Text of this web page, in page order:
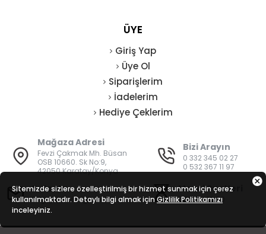
ÜYE
Giriş Yap
Üye Ol
Siparişlerim
İadelerim
Hediye Çeklerim
Mağaza Adresi
Fevzi Çakmak Mh. Büsan
OSB 10660. Sk No:9,
42050 Karatay/Konya
Bizi Arayın
0 332 345 02 27
0 532 367 11 97
E-Posta
bilgi@vatanisguvenligi.com
Mesai Saatleri
08:00 - 19:00
Sitemizde sizlere özelleştirilmiş bir hizmet sunmak için çerez
kullanılmaktadır. Detaylı bilgi almak için Gizlilik Politikamızı
inceleyiniz.